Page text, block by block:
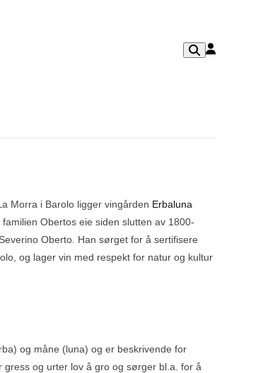
Morra i Barolo ligger vingården Erbaluna
Obertos eie siden slutten av 1800-
Oberto. Han sørget for å sertifisere
og lager vin med respekt for natur og kultur
og måne (luna) og er beskrivende for
og urter lov å gro og sørger bl.a. for å